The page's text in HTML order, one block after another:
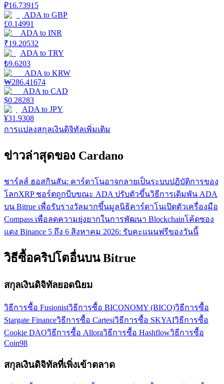
₽16.73915
ADA to GBP
£0.14991
ADA to INR
₹19.20532
ADA to TRY
₺9.6203
ADA to KRW
₩286.41674
ADA to CAD
$0.28283
ADA to JPY
¥31.9308
การแปลงสกุลเงินดิจิทัลเพิ่มเติม
ข่าวล่าสุดของ Cardano
ชาร์ลส์ ฮอสกินสัน: คาร์ดาโนอาจกลายเป็นระบบปฏิบัติการของ
โลกXRP ชอร์ตถูกบีบขณะ ADA ปรับตัวขึ้นวิธีการเดิมพัน ADA
บน Bitrue เพื่อรับรางวัลมากขึ้นมูลนิธิคาร์ดาโนเปิดตัวเครื่องมือ
Compass เพื่อลดความยุ่งยากในการพัฒนา Blockchainโค้ดซอง
แดง Binance 5 ถึง 6 สิงหาคม 2026: รับคะแนนฟรีของวันนี้
วิธีซื้อคริปโตอื่นบน Bitrue
สกุลเงินดิจิทัลยอดนิยม
วิธีการซื้อ Fusionistวิธีการซื้อ BICONOMY (BICO)วิธีการซื้อ
Stargate Financeวิธีการซื้อ Cartesiวิธีการซื้อ SKYAIวิธีการซื้อ
Cookie DAOวิธีการซื้อ Alloraวิธีการซื้อ Hashflowวิธีการซื้อ
Coin98
สกุลเงินดิจิทัลที่เพิ่งเข้าตลาด